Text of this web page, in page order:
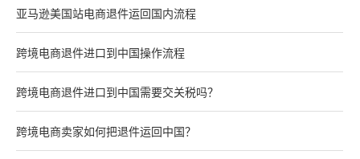
亚马逊美国站电商退件运回国内流程
跨境电商退件进口到中国操作流程
跨境电商退件进口到中国需要交关税吗？
跨境电商卖家如何把退件运回中国？